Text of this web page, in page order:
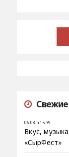
06.08 в 15:39
Вкус,
«СырФест»